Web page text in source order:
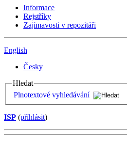
Informace
Rejstříky
Zajímavosti v repozitáři
English
Česky
Hledat
Plnotextové vyhledávání
ISP (příhlásit)